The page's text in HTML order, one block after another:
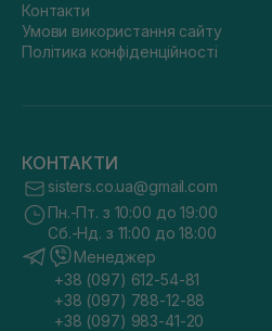
Контакти
Умови використання сайту
Політика конфіденційності
КОНТАКТИ
sisters.co.ua@gmail.com
Пн.-Пт. з 10:00 до 19:00
Сб.-Нд. з 11:00 до 18:00
Менеджер
+38 (097) 612-54-81
+38 (097) 788-12-88
+38 (097) 983-41-20